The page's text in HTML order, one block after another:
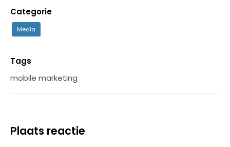
Categorie
Media
Tags
mobile marketing
Plaats reactie